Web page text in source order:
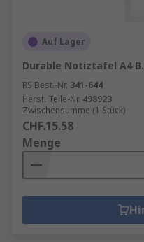
Auf Lager
Durable Notiztafel A4
RS Best.-Nr. 341-644
Herst. Teile-Nr. 498923
Zwischensumme (1 Stück)
CHF.15.58
Menge